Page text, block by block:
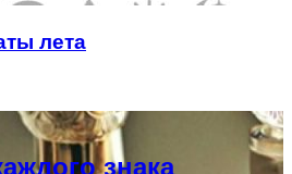
лета
знака